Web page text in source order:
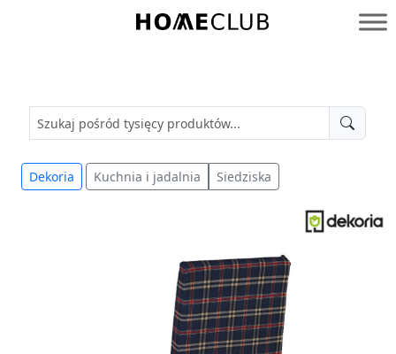
Homeclub
Dekoria Kuchnia i jadalnia Siedziska